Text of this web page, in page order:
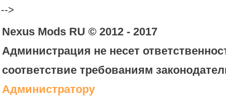
-->
Nexus Mods RU © 2012 - 2017
Администрация не несет
соответствие требованиям
Администратору